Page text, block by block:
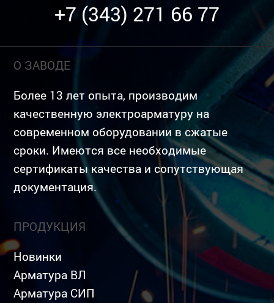
+7 (343) 271 66 77
О ЗАВОДЕ
Более 13 лет опыта, производим
качественную электроарматуру на
современном оборудовании в сжатые
сроки. Имеются все необходимые
сертификаты качества и сопутствующая
документация.
ПРОДУКЦИЯ
Новинки
Арматура ВЛ
Арматура СИП